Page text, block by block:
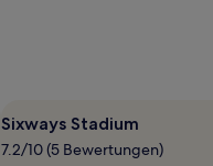
Sixways Stadium
7.2/10 (5 Bewertungen)